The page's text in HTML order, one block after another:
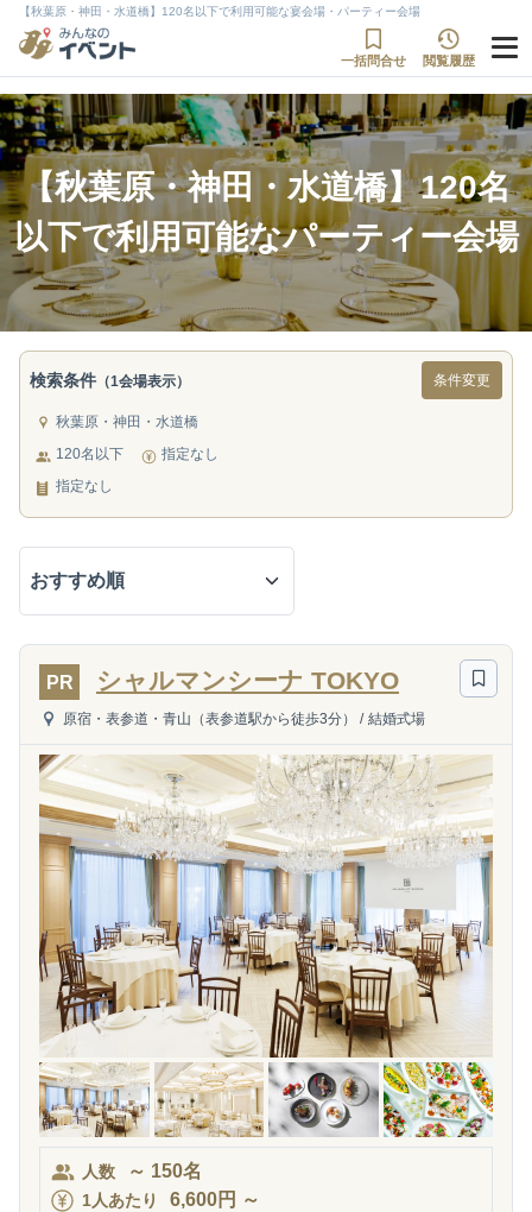
【秋葉原・神田・水道橋】120名以下で利用可能な宴会場・パーティー会場
一括問合せ 閲覧履歴
【秋葉原・神田・水道橋】120名
以下で利用可能なパーティー会場
検索条件 （1会場表示） 条件変更
秋葉原・神田・水道橋
120名以下
指定なし
指定なし
PR シャルマンシーナ TOKYO
原宿・表参道・青山（表参道駅から徒歩3分） / 結婚式場
人数 ～ 150名
1人あたり 6,600円 ～